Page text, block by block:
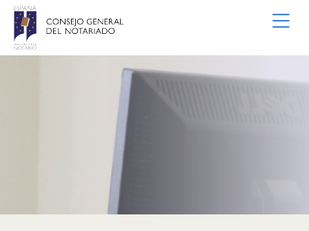
Overslaan en naar hoofdinhoud gaan